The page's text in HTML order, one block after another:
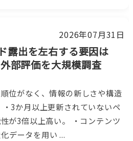
2026年07月31日
露出を左右する要因は
部評価を大規模調査
位がなく、情報の新しさや構造
3か月以上更新されていないペ
が3倍以上高い。 ・コンテンツ
データを用い ...